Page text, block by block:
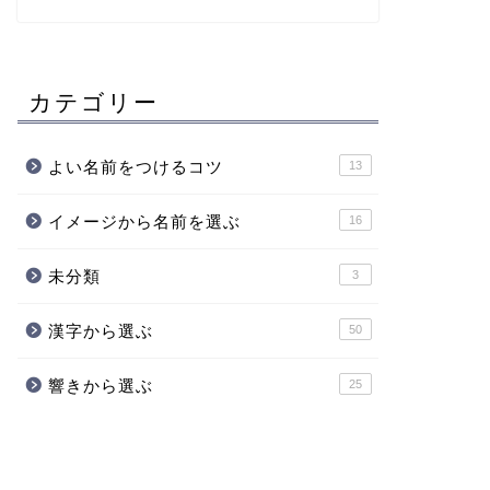
カテゴリー
よい名前をつけるコツ 13
イメージから名前を選ぶ 16
未分類 3
漢字から選ぶ 50
響きから選ぶ 25